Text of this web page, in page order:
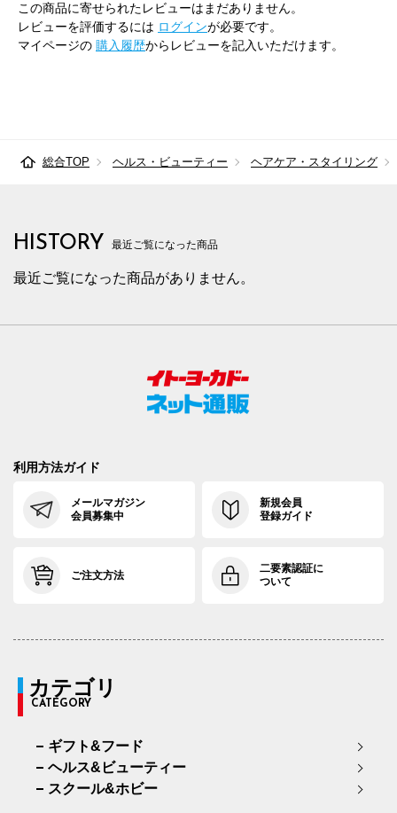
この商品に寄せられたレビューはまだありません。
レビューを評価するには ログインが必要です。
マイページの 購入履歴からレビューを記入いただけます。
総合TOP ヘルス・ビューティー ヘアケア・スタイリング
HISTORY 最近ご覧になった商品
最近ご覧になった商品がありません。
利用方法ガイド
メールマガジン
会員募集中
新規会員
登録ガイド
ご注文方法
二要素認証に
ついて
カテゴリ
CATEGORY
ギフト&フード
ヘルス&ビューティー
スクール&ホビー